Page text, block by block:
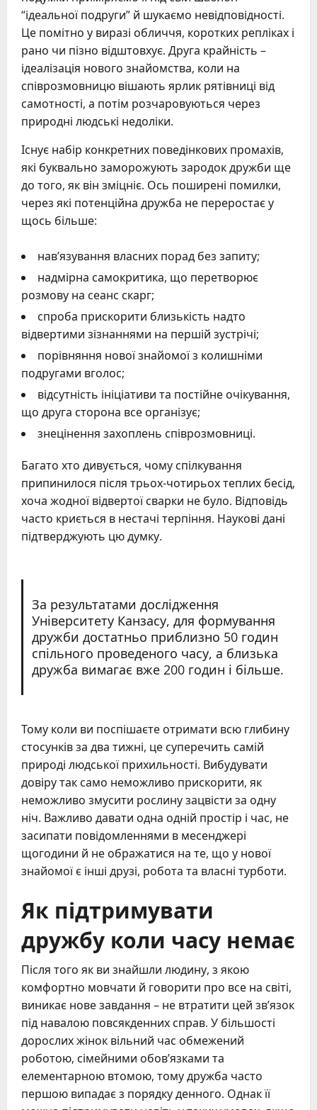
“ідеальної подруги” й шукаємо невідповідності.
Це помітно у виразі обличчя, коротких репліках і
рано чи пізно відштовхує. Друга крайність –
ідеалізація нового знайомства, коли на
співрозмовницю вішають ярлик рятівниці від
самотності, а потім розчаровуються через
природні людські недоліки.
Існує набір конкретних поведінкових промахів,
які буквально заморожують зародок дружби ще
до того, як він зміцніє. Ось поширені помилки,
через які потенційна дружба не переростає у
щось більше:
нав’язування власних порад без запиту;
надмірна самокритика, що перетворює
розмову на сеанс скарг;
спроба прискорити близькість надто
відвертими зізнаннями на першій зустрічі;
порівняння нової знайомої з колишніми
подругами вголос;
відсутність ініціативи та постійне очікування,
що друга сторона все організує;
знецінення захоплень співрозмовниці.
Багато хто дивується, чому спілкування
припинилося після трьох-чотирьох теплих бесід,
хоча жодної відвертої сварки не було. Відповідь
часто криється в нестачі терпіння. Наукові дані
підтверджують цю думку.
За результатами дослідження
Університету Канзасу, для формування
дружби достатньо приблизно 50 годин
спільного проведеного часу, а близька
дружба вимагає вже 200 годин і більше.
Тому коли ви поспішаєте отримати всю глибину
стосунків за два тижні, це суперечить самій
природі людської прихильності. Вибудувати
довіру так само неможливо прискорити, як
неможливо змусити рослину зацвісти за одну
ніч. Важливо давати одна одній простір і час, не
засипати повідомленнями в месенджері
щогодини й не ображатися на те, що у нової
знайомої є інші друзі, робота та власні турботи.
Як підтримувати
дружбу коли часу немає
Після того як ви знайшли людину, з якою
комфортно мовчати й говорити про все на світі,
виникає нове завдання – не втратити цей зв’язок
під навалою повсякденних справ. У більшості
дорослих жінок вільний час обмежений
роботою, сімейними обов’язками та
елементарною втомою, тому дружба часто
першою випадає з порядку денного. Однак її